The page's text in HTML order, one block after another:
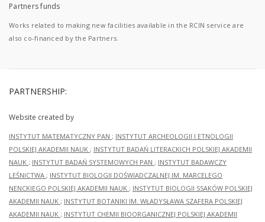
Partners funds
Works related to making new facilities available in the RCIN service are
also co-financed by the Partners.
PARTNERSHIP:
Website created by
INSTYTUT MATEMATYCZNY PAN ; INSTYTUT ARCHEOLOGII I ETNOLOGII
POLSKIEJ AKADEMII NAUK ; INSTYTUT BADAŃ LITERACKICH POLSKIEJ AKADEMII
NAUK ; INSTYTUT BADAŃ SYSTEMOWYCH PAN ; INSTYTUT BADAWCZY
LEŚNICTWA ; INSTYTUT BIOLOGII DOŚWIADCZALNEJ IM. MARCELEGO
NENCKIEGO POLSKIEJ AKADEMII NAUK ; INSTYTUT BIOLOGII SSAKÓW POLSKIEJ
AKADEMII NAUK ; INSTYTUT BOTANIKI IM. WŁADYSŁAWA SZAFERA POLSKIEJ
AKADEMII NAUK ; INSTYTUT CHEMII BIOORGANICZNEJ POLSKIEJ AKADEMII